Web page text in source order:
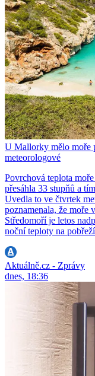
U Mallorky mělo moře
meteorologové
Povrchová teplota
přesáhla 33 stupňů a
Uvedla to ve čtvrtek
poznamenala, že moře
Středomoří je letos
noční teploty na
Aktuálně.cz - Zprávy
dnes, 18:36